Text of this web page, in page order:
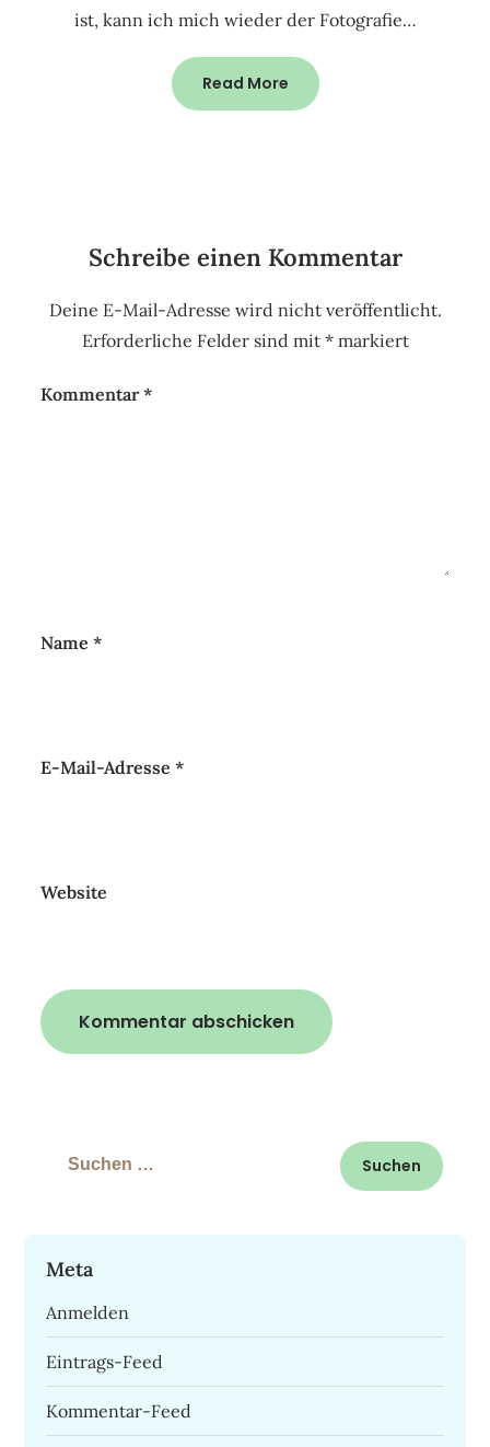
ist, kann ich mich wieder der Fotografie…
Read More
Schreibe einen Kommentar
Deine E-Mail-Adresse wird nicht veröffentlicht.
Erforderliche Felder sind mit *markiert
Kommentar*
Name*
E-Mail-Adresse*
Website
Suchen
Meta
Anmelden
Eintrags-Feed
Kommentar-Feed